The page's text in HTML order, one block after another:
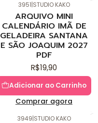
3951|STUDIO KAKO
ARQUIVO MINI
CALENDÁRIO IMÃ DE
GELADEIRA SANTANA
E SÃO JOAQUIM 2027
PDF
R$19,90
Adicionar ao Carrinho
Comprar agora
3949|STUDIO KAKO